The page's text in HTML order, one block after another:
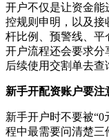
开户不仅是让资金能
控规则申明，以及接
杆比例、预警线、平
开户流程还会要求分
后续使用交割单去查
新手开配资账户要注
新手开户时不要被
程中最需要问清楚三